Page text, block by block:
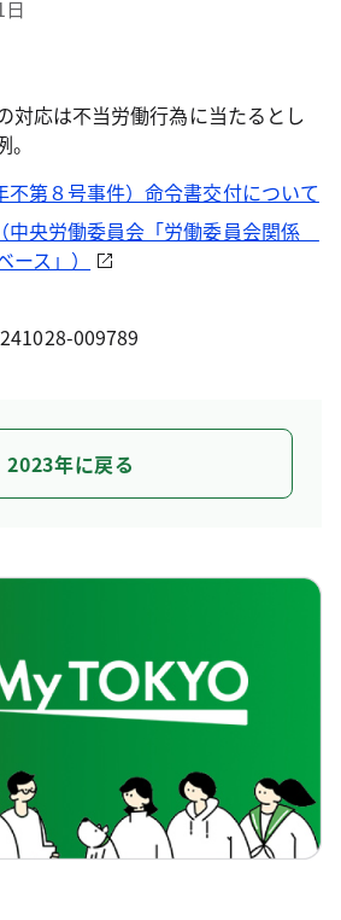
対応は不当労働行為に当たるとし
不第８号事件）命令書交付について
中央労働委員会「労働委員会関係
ス」）
009789
2023年に戻る